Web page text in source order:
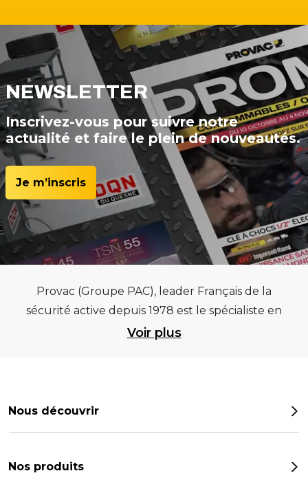
NEWSLETTER
Inscrivez-vous pour suivre notre
actualité et faire le plein de nouveautés.
Je m’inscris
Provac (Groupe PAC), leader Français de la
sécurité active depuis 1978 est le spécialiste en
équipements pour garages et centres
meilleurs équipements sur des critères de
Provac propose une large gamme
Voir plus
Nous découvrir
Les chiffres
Nos produits